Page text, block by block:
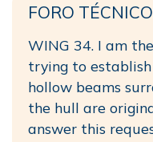
FORO
WING 34. I am
trying to
hollow beams
the hull are
answer this